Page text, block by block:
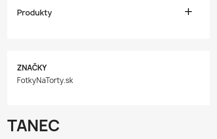
Produkty 
ZNAČKY
FotkyNaTorty.sk
TANEC